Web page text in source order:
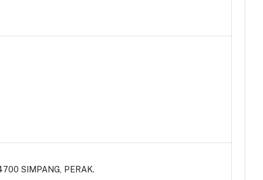
SIMPANG, PERAK.